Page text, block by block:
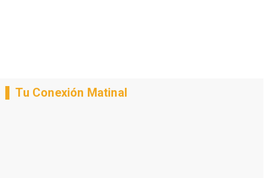
Tu Conexión Matinal